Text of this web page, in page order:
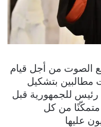
الصوت من أجل قيام
مطالبين بتشكيل
رئيس للجمهورية قبل
متمكّنًا من كل
عليها